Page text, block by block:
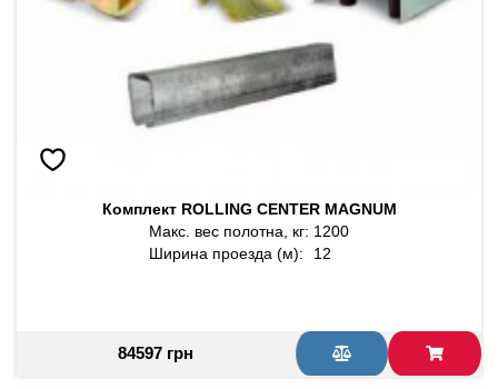
Комплект ROLLING CENTER MAGNUM
Макс. вес полотна, кг: 1200
Ширина проезда (м):
12
84597 грн